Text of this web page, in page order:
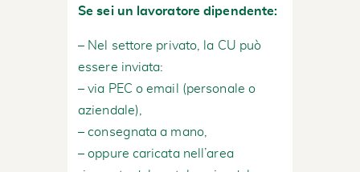
Se sei un lavoratore dipendente:
– Nel settore privato, la CU può
essere inviata:
– via PEC o email (personale o
aziendale),
– consegnata a mano,
– oppure caricata nell’area